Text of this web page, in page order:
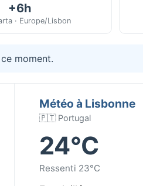
+6h
· Europe/Lisbon
moment.
Météo à Lisbonne
🇵🇹 Portugal
24°C
Ressenti 23°C